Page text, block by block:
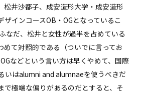
松井沙都子、成安造形大学・成安造形
インコースOB・OGとなっているこ
なだ、松井と女性が過半を占めている
めて対照的である（ついでに言ってお
などという言い方は早くやめて、国際
いはalumni and alumnaeを使うべきだ
で極端な偏りがあるのだとすると、そ